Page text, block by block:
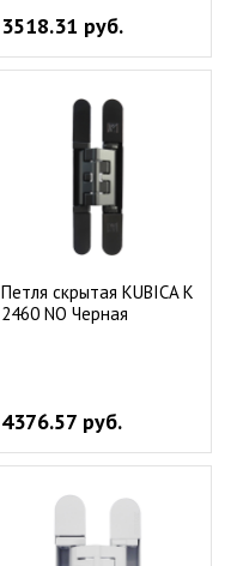
3518.31 руб.
Петля скрытая KUBICA K
2460 NO Черная
4376.57 руб.